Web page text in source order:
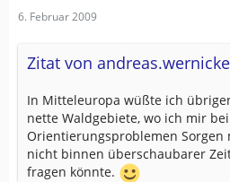
6. Februar 2009
Zitat von andreas.wernicke
In Mitteleuropa wüßte ich
nette Waldgebiete, wo ich mir bei
Orientierungsproblemen Sorgen
nicht binnen überschaubarer
fragen könnte.